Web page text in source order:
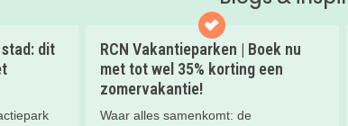
dit
RCN Vakantieparken | Boek nu
met tot wel 35% korting een
zomervakantie!
Waar alles samenkomt: de